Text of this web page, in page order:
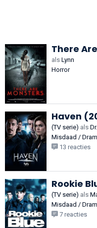
There
als Lynn
Horror
Haven
(TV serie) als
Misdaad /
13 reacties
Rookie
(TV serie) als
Misdaad /
7 reacties